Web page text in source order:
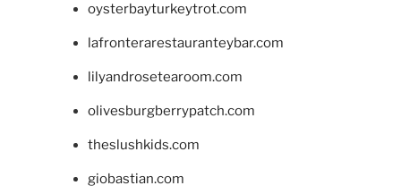
oysterbayturkeytrot.com
lafronterarestauranteybar.com
lilyandrosetearoom.com
olivesburgberrypatch.com
theslushkids.com
giobastian.com